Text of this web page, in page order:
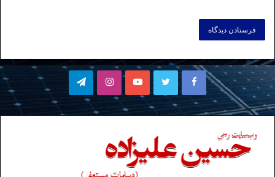
فیسبوک توییتر یوتیوباینستاگرامتلگرام